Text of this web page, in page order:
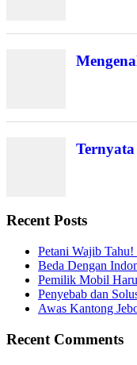
Recent Posts
Petani Wajib
Beda Dengan
Pemilik Mobil
Penyebab dan
Awas Kantong
Recent Comments